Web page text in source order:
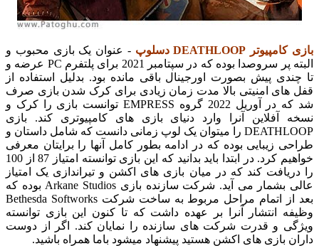
بازی کامپیوتر DEATHLOOP دسلوپ
- عنوان یک بازی محبوب و
البته پر سروصدا بوده که در سپتامبر 2021 برای پلتفرم PC عرضه و
تا چندی پیش بصورت اورجینال باقی مانده بود. بدلیل استفاده از
قفل های امنیتی بالا مدت زمان زیادی برای کرک شدن بازی صرف
شد که در آوریل 2022 گروه EMPRESS توانست بازی را کرک و
نسخه آفلاین آنرا وارد دنیای بازی های کامپیوتری کند. بازی
DEATHLOOP را میتوان یک لوپ زمانی دانست که شامل داستان و
طراحی زیبایی بوده که در ادامه بطور کامل آنها را برایتان معرفی
خواهیم کرد. در ابتدا باید بدانید که این بازی توانسته امتیاز 87 از 100
را دریافت کند که در میان بازی های اکشن و تیراندازی یک امتیاز
عالی بشمار می آید. شرکت سازنده بازی Arkane Studios بوده که
بعد از اتمام مراحل مربوط به ساخت شرکت Bethesda Softworks
وظیفه انتشار آنرا بر عهده داشت که تا کنون این بازی توانسته
ویژگی و قدرت شرکت های سازنده را نمایان کند. اگر از دوست
داران بازی های اکشن هستید پیشنهاد میشود باما همراه باشید.